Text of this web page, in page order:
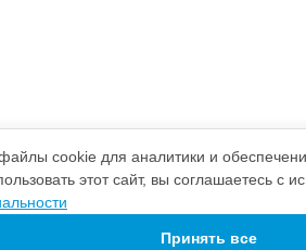
cookie для аналитики и
этот сайт, вы соглашаетесь с
Принять все